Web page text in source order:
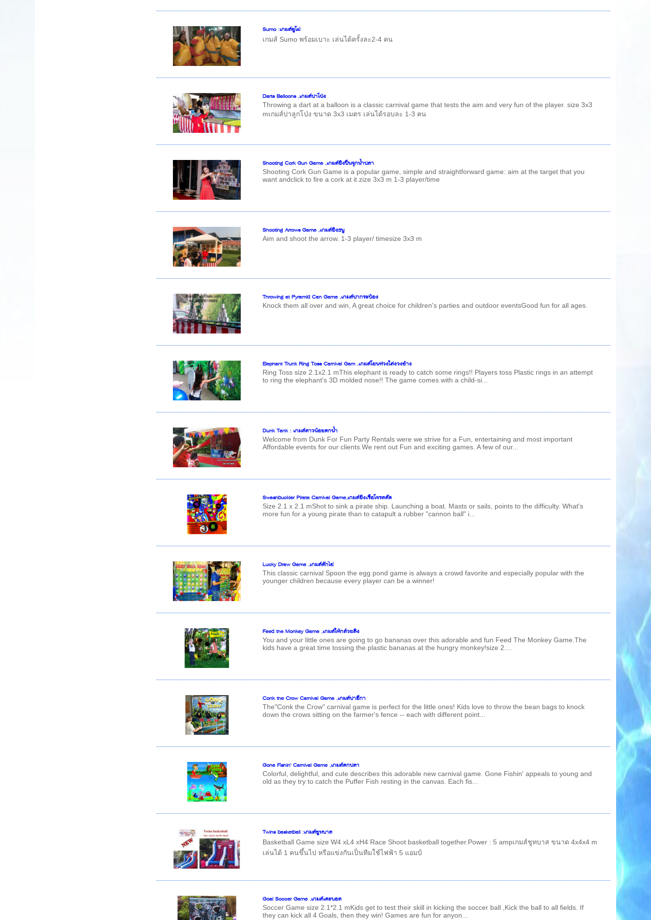
Sumo :เกมส์ซูโม่
เกมส์ Sumo พร้อมเบาะ เล่นได้ครั้งละ2-4 คน
Darts Balloons ,เกมส์ปาโป่ง
Throwing a dart at a balloon is a classic carnival game that tests the aim and very fun of the player. size 3x3
mเกมส์ปาลูกโป่ง ขนาด 3x3 เมตร เล่นได้รอบละ 1-3 คน
Shooting Cork Gun Game ,เกมส์ยิงปืนจุกน้ำปลา
Shooting Cork Gun Game is a popular game, simple and straightforward game: aim at the target that you
want andclick to fire a cork at it.zize 3x3 m 1-3 player/time
Shooting Arrows Game ,เกมส์ยิงธนู
Aim and shoot the arrow. 1-3 player/ timesize 3x3 m
Throwing at Pyramid Can Game ,เกมส์ปากระป๋อง
Knock them all over and win, A great choice for children's parties and outdoor eventsGood fun for all ages.
Elephant Trunk Ring Toss Carnival Gam ,เกมส์โยนห่วงใส่งวงช้าง
Ring Toss size 2.1x2.1 mThis elephant is ready to catch some rings!! Players toss Plastic rings in an attempt
to ring the elephant's 3D molded nose!! The game comes with a child-si...
Dunk Tank : เกมส์สาวน้อยตกน้ำ
Welcome from Dunk For Fun Party Rentals were we strive for a Fun, entertaining and most important
Affordable events for our clients.We rent out Fun and exciting games. A few of our...
Swashbuckler Pirate Carnival Game,เกมส์ยิงเรือโจรสลัด
Size 2.1 x 2.1 mShot to sink a pirate ship. Launching a boat. Masts or sails, points to the difficulty. What's
more fun for a young pirate than to catapult a rubber "cannon ball" i...
Lucky Draw Game ,เกมส์ตักไข่
This classic carnival Spoon the egg pond game is always a crowd favorite and especially popular with the
younger children because every player can be a winner!
Feed the Monkey Game ,เกมส์ให้กล้วยลิง
You and your little ones are going to go bananas over this adorable and fun Feed The Monkey Game.The
kids have a great time tossing the plastic bananas at the hungry monkey!size 2....
Conk the Crow Carnival Game ,เกมส์ปาอีกา
The"Conk the Crow" carnival game is perfect for the little ones! Kids love to throw the bean bags to knock
down the crows sitting on the farmer's fence -- each with different point...
Gone Fishin' Carnival Game ,เกมส์ตกปลา
Colorful, delightful, and cute describes this adorable new carnival game. Gone Fishin' appeals to young and
old as they try to catch the Puffer Fish resting in the canvas. Each fis...
Twins basketball :เกมส์ชูทบาส
Basketball Game size W4 xL4 xH4 Race Shoot basketball together.Power : 5 ampเกมส์ชูทบาส ขนาด 4x4x4 m
เล่นได้ 1 คนขึ้นไป หรือแข่งกันเป็นทีมใช้ไฟฟ้า 5 แอมป์
Goal Soccer Game ,เกมส์เตะบอล
Soccer Game size 2.1*2.1 mKids get to test their skill in kicking the soccer ball ,Kick the ball to all fields. If
they can kick all 4 Goals, then they win! Games are fun for anyon...